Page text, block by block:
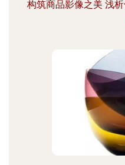
构筑商品影像之美 浅